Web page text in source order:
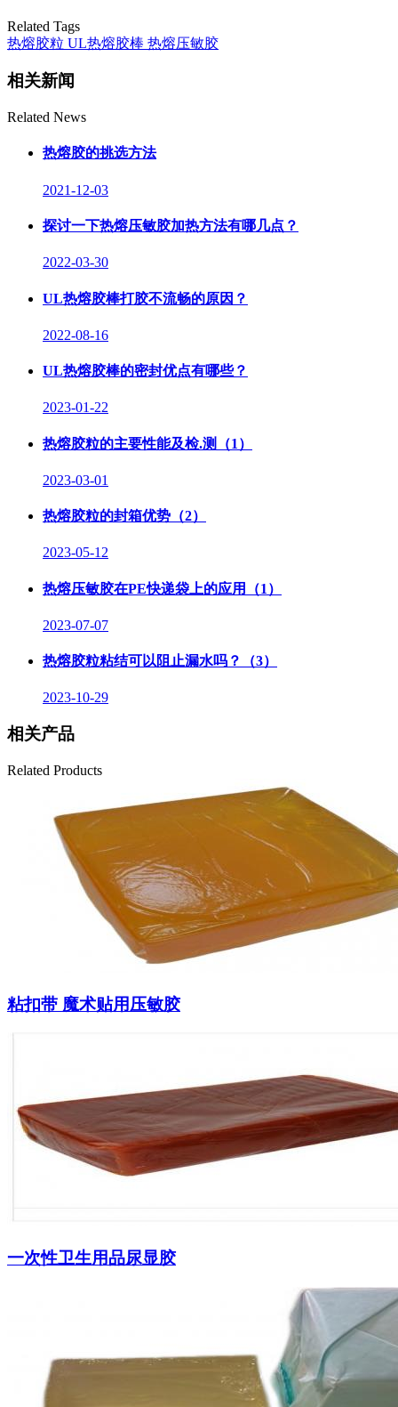
Related Tags
热熔胶粒 UL热熔胶棒 热熔压敏胶
相关新闻
Related News
热熔胶的挑选方法
2021-12-03
探讨一下热熔压敏胶加热方法有哪几点？
2022-03-30
UL热熔胶棒打胶不流畅的原因？
2022-08-16
UL热熔胶棒的密封优点有哪些？
2023-01-22
热熔胶粒的主要性能及检.测（1）
2023-03-01
热熔胶粒的封箱优势（2）
2023-05-12
热熔压敏胶在PE快递袋上的应用（1）
2023-07-07
热熔胶粒粘结可以阻止漏水吗？（3）
2023-10-29
相关产品
Related Products
粘扣带 魔术贴用压敏胶
一次性卫生用品尿显胶